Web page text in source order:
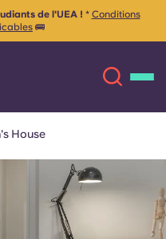
de l'UEA ! * Conditions
🚌
House